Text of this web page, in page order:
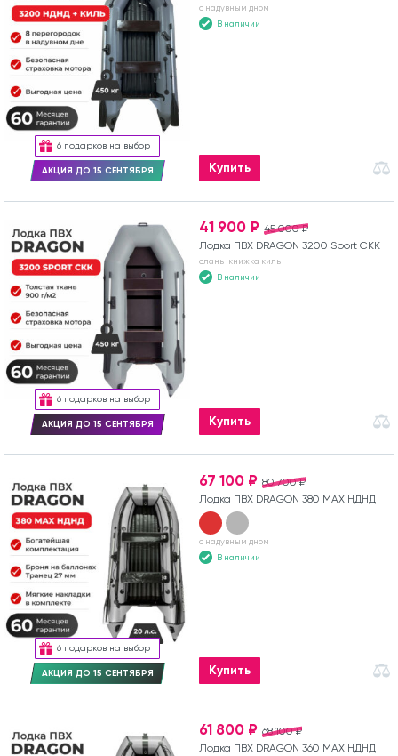
6 подарков на выбор
АКЦИЯ ДО 15 СЕНТЯБРЯ
с надувным дном
В наличии
Купить
6 подарков на выбор
АКЦИЯ ДО 15 СЕНТЯБРЯ
45 000 ₽
41 900 ₽
Лодка ПВХ DRAGON 3200 Sport СКК
слань-книжка киль
В наличии
Купить
6 подарков на выбор
АКЦИЯ ДО 15 СЕНТЯБРЯ
80 700 ₽
67 100 ₽
Лодка ПВХ DRAGON 380 MAX НДНД
с надувным дном
В наличии
Купить
68 100 ₽
61 800 ₽
Лодка ПВХ DRAGON 360 MAX НДНД